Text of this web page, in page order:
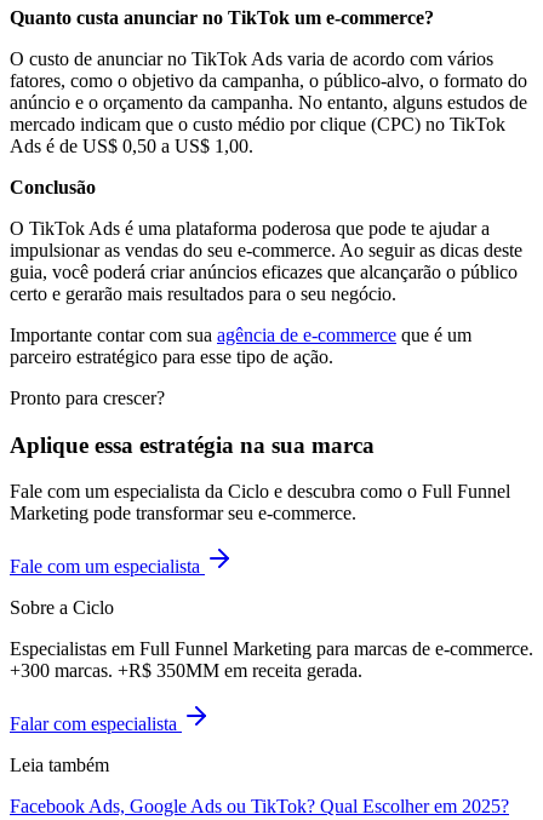
Quanto custa anunciar no TikTok um e-commerce?
O custo de anunciar no TikTok Ads varia de acordo com vários
fatores, como o objetivo da campanha, o público-alvo, o formato do
anúncio e o orçamento da campanha. No entanto, alguns estudos de
mercado indicam que o custo médio por clique (CPC) no TikTok
Ads é de US$ 0,50 a US$ 1,00.
Conclusão
O TikTok Ads é uma plataforma poderosa que pode te ajudar a
impulsionar as vendas do seu e-commerce. Ao seguir as dicas deste
guia, você poderá criar anúncios eficazes que alcançarão o público
certo e gerarão mais resultados para o seu negócio.
Importante contar com sua agência de e-commerce que é um
parceiro estratégico para esse tipo de ação.
Pronto para crescer?
Aplique essa estratégia na sua marca
Fale com um especialista da Ciclo e descubra como o Full Funnel
Marketing pode transformar seu e-commerce.
Fale com um especialista
Sobre a Ciclo
Especialistas em Full Funnel Marketing para marcas de e-commerce.
+300 marcas. +R$ 350MM em receita gerada.
Falar com especialista
Leia também
Facebook Ads, Google Ads ou TikTok? Qual Escolher em 2025?